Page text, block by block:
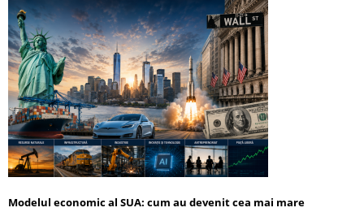
Modelul economic al SUA: cum au devenit cea mai mare